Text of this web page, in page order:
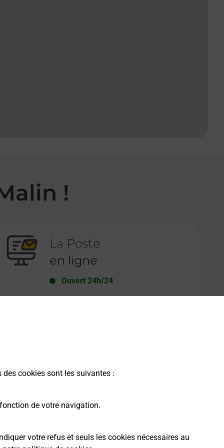
cookies sont les suivantes :
de votre navigation.
votre refus et seuls les cookies nécessaires au
!
La Poste
en ligne
Ouvert 24h/24